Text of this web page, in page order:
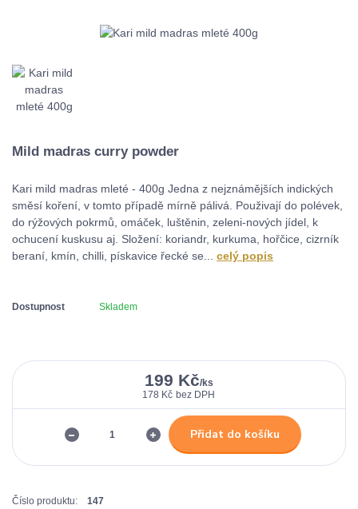
Mild madras curry powder
Kari mild madras mleté - 400g Jedna z nejznámějších indických
směsí koření, v tomto případě mírně pálivá. Použivají do polévek,
do rýžových pokrmů, omáček, luštěnin, zeleni-nových jídel, k
ochucení kuskusu aj. Složení: koriandr, kurkuma, hořčice, cizrník
beraní, kmín, chilli, pískavice řecké se... celý popis
Dostupnost Skladem
199 Kč/ks
178 Kč bez DPH
Přidat do košíku
Číslo produktu:
147